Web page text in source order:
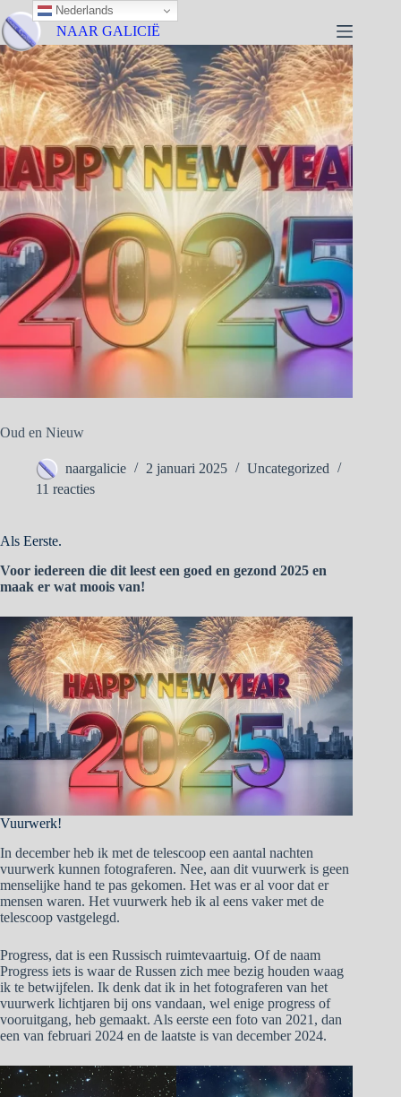
NAAR GALICIË
Oud en Nieuw
naargalicie 2 januari 2025
Uncategorized
11 reacties
Als Eerste.
Voor iedereen die dit leest een goed en gezond 2025 en
maak er wat moois van!
Vuurwerk!
In december heb ik met de telescoop een aantal nachten
vuurwerk kunnen fotograferen. Nee, aan dit vuurwerk is geen
menselijke hand te pas gekomen. Het was er al voor dat er
mensen waren. Het vuurwerk heb ik al eens vaker met de
telescoop vastgelegd.
Progress, dat is een Russisch ruimtevaartuig. Of de naam
Progress iets is waar de Russen zich mee bezig houden waag
ik te betwijfelen. Ik denk dat ik in het fotograferen van het
vuurwerk lichtjaren bij ons vandaan, wel enige progress of
vooruitgang, heb gemaakt. Als eerste een foto van 2021, dan
een van februari 2024 en de laatste is van december 2024.
Nederlands